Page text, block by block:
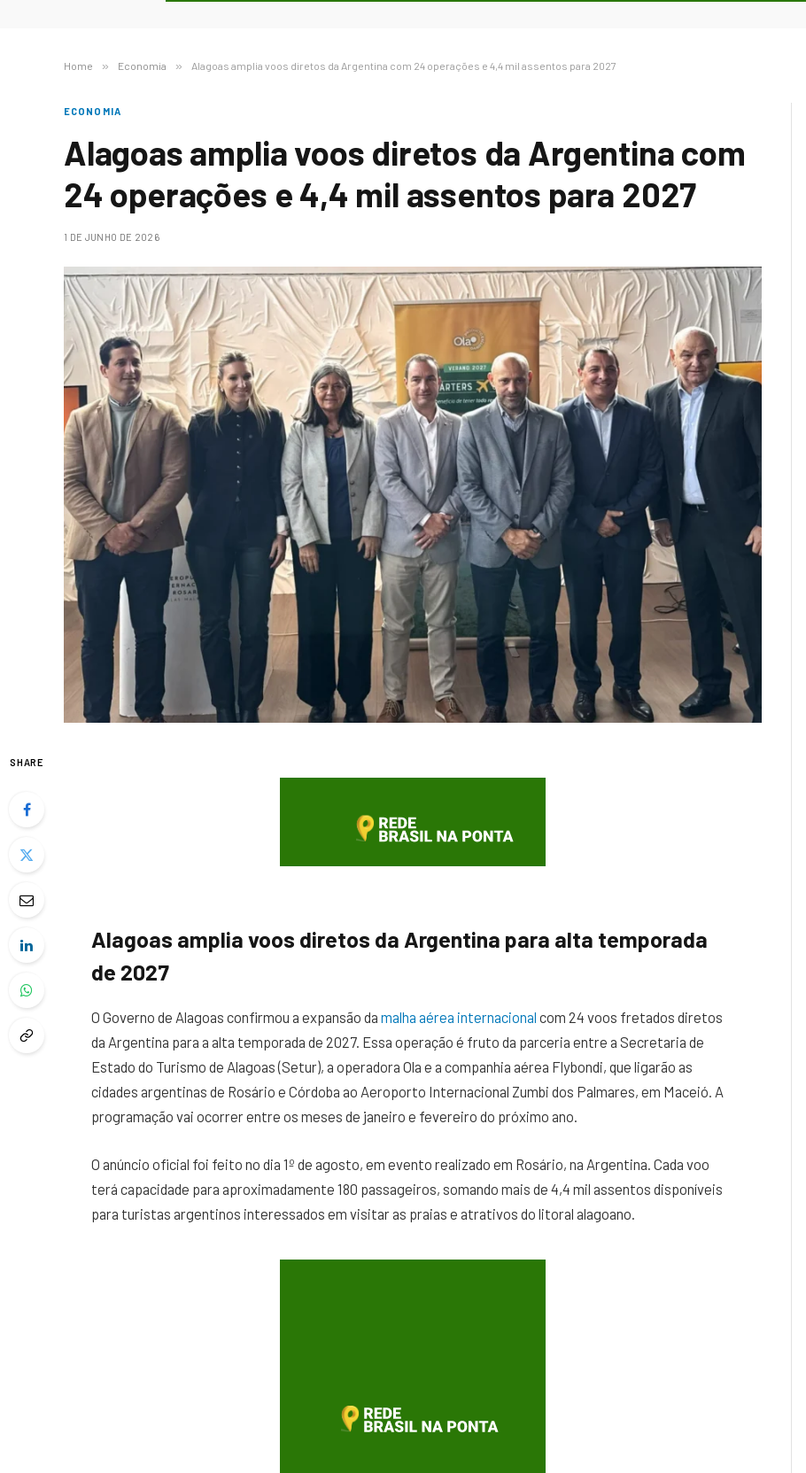
Home » Economia » Alagoas amplia voos diretos da Argentina com 24 operações e 4,4 mil assentos para 2027
ECONOMIA
Alagoas amplia voos diretos da Argentina com
24 operações e 4,4 mil assentos para 2027
1 DE JUNHO DE 2026
SHARE
Alagoas amplia voos diretos da Argentina para alta temporada
de 2027
O Governo de Alagoas confirmou a expansão da malha aérea internacional com 24 voos fretados diretos
da Argentina para a alta temporada de 2027. Essa operação é fruto da parceria entre a Secretaria de
Estado do Turismo de Alagoas (Setur), a operadora Ola e a companhia aérea Flybondi, que ligarão as
cidades argentinas de Rosário e Córdoba ao Aeroporto Internacional Zumbi dos Palmares, em Maceió. A
programação vai ocorrer entre os meses de janeiro e fevereiro do próximo ano.
O anúncio oficial foi feito no dia 1º de agosto, em evento realizado em Rosário, na Argentina. Cada voo
terá capacidade para aproximadamente 180 passageiros, somando mais de 4,4 mil assentos disponíveis
para turistas argentinos interessados em visitar as praias e atrativos do litoral alagoano.